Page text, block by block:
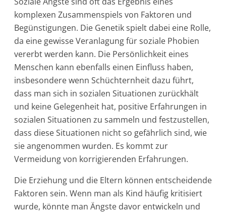
komplexen Zusammenspiels von Faktoren und
Begünstigungen. Die Genetik spielt dabei eine Rolle,
da eine gewisse Veranlagung für soziale Phobien
vererbt werden kann. Die Persönlichkeit eines
Menschen kann ebenfalls einen Einfluss haben,
insbesondere wenn Schüchternheit dazu führt,
dass man sich in sozialen Situationen zurückhält
und keine Gelegenheit hat, positive Erfahrungen in
sozialen Situationen zu sammeln und festzustellen,
dass diese Situationen nicht so gefährlich sind, wie
sie angenommen wurden. Es kommt zur
Vermeidung von korrigierenden Erfahrungen.
Die Erziehung und die Eltern können entscheidende
Faktoren sein. Wenn man als Kind häufig kritisiert
wurde, könnte man Ängste davor entwickeln und